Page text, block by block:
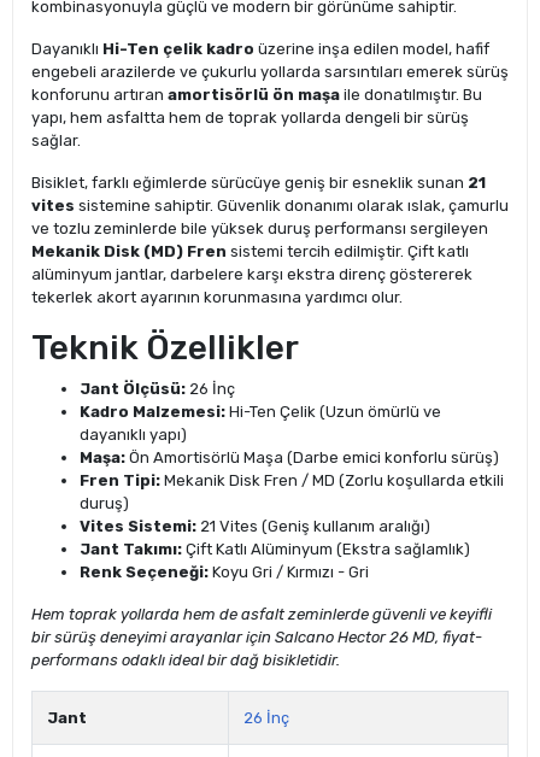
kombinasyonuyla güçlü ve modern bir görünüme sahiptir.
Dayanıklı Hi-Ten çelik kadro üzerine inşa edilen model, hafif
engebeli arazilerde ve çukurlu yollarda sarsıntıları emerek sürüş
konforunu artıran amortisörlü ön maşa ile donatılmıştır. Bu
yapı, hem asfaltta hem de toprak yollarda dengeli bir sürüş
sağlar.
Bisiklet, farklı eğimlerde sürücüye geniş bir esneklik sunan 21
vites sistemine sahiptir. Güvenlik donanımı olarak ıslak, çamurlu
ve tozlu zeminlerde bile yüksek duruş performansı sergileyen
Mekanik Disk (MD) Fren sistemi tercih edilmiştir. Çift katlı
alüminyum jantlar, darbelere karşı ekstra direnç göstererek
tekerlek akort ayarının korunmasına yardımcı olur.
Teknik Özellikler
Jant Ölçüsü: 26 İnç
Kadro Malzemesi: Hi-Ten Çelik (Uzun ömürlü ve
dayanıklı yapı)
Maşa: Ön Amortisörlü Maşa (Darbe emici konforlu sürüş)
Fren Tipi: Mekanik Disk Fren / MD (Zorlu koşullarda etkili
duruş)
Vites Sistemi: 21 Vites (Geniş kullanım aralığı)
Jant Takımı: Çift Katlı Alüminyum (Ekstra sağlamlık)
Renk Seçeneği: Koyu Gri / Kırmızı - Gri
Hem toprak yollarda hem de asfalt zeminlerde güvenli ve keyifli
bir sürüş deneyimi arayanlar için Salcano Hector 26 MD, fiyat-
performans odaklı ideal bir dağ bisikletidir.
Jant 26 İnç